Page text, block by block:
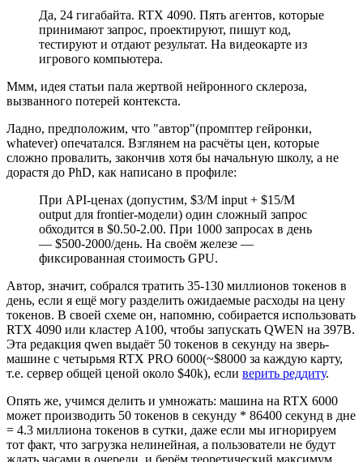
Да, 24 гигабайта. RTX 4090. Пять агентов, которые
принимают запрос, проектируют, пишут код,
тестируют и отдают результат. На видеокарте из
игрового компьютера.
Ммм, идея статьи пала жертвой нейронного склероза,
вызванного потерей контекста.
Ладно, предположим, что "автор"(промптер гейронки,
whatever) опечатался. Взглянем на расчёты цен, которые
сложно провалить, закончив хотя бы начальную школу, а не
дорастя до PhD, как написано в профиле:
При API-ценах (допустим, $3/M input + $15/M
output для frontier-модели) один сложный запрос
обходится в $0.50-2.00. При 1000 запросах в день
— $500-2000/день. На своём железе —
фиксированная стоимость GPU.
Автор, значит, собрался тратить 35-130 миллионов токенов в
день, если я ещё могу разделить ожидаемые расходы на цену
токенов. В своей схеме он, напомню, собирается использовать
RTX 4090 или кластер A100, чтобы запускать QWEN на 397B.
Эта редакция qwen выдаёт 50 токенов в секунду на зверь-
машине с четырьмя RTX PRO 6000(~$8000 за каждую карту,
т.е. сервер общей ценой около $40k), если верить реддиту.
Опять же, учимся делить и умножать: машина на RTX 6000
может производить 50 токенов в секунду * 86400 секунд в дне
= 4.3 миллиона токенов в сутки, даже если мы игнорируем
тот факт, что загрузка нелинейная, а пользователи не будут
ждать часами в очереди, и берём теоретический максимум.